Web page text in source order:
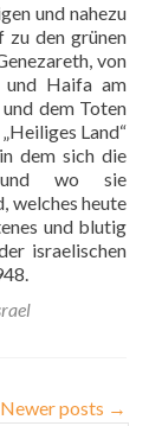
und nahezu
zu den grünen
von
und Haifa am
dem Toten
Land“
dem sich die
und wo sie
welches heute
und blutig
israelischen
Newer posts →